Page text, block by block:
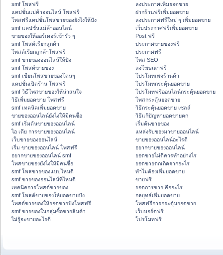
smf โพสฟรี
แคปชั่นแม่ค้าออนไลน์ โพสฟรี
โพสฟรีแคปชั่นโพสขายของยังไงให้ปัง
smf แคปชั่นแม่ค้าออนไลน์
ขายของให้ออร์เดอร์เข้ารัว ๆ
smf โพสต์เรียกลูกค้า
โพสต์เรียกลูกค้าโพสฟรี
smf ขายของออนไลน์ให้ปัง
smf โพสต์ขายของ
smf เขียนโพสขายของโดนๆ
แคปชั่นเปิดร้าน โพสฟรี
smf วิธีโพสขายของให้น่าสนใจ
วิธีเพิ่มยอดขาย โพสฟรี
smf เทคนิคเพิ่มยอดขาย
ขายของออนไลน์ยังไงให้มีคนซื้อ
smf เริ่มต้นขายของออนไลน์
ไอ เดีย การขายของออนไลน์
เว็บขายของออนไลน์
เริ่ม ขายของออนไลน์ โพสฟรี
อยากขายของออนไลน์ smf
โพสขายของยังไงให้มีคนซื้อ
smf โพสขายของแบบไหนดี
smf ขายของออนไลน์ที่ไหนดี
เทคนิคการโพสต์ขายของ
smf โพสต์ขายของให้ยอดขายปัง
โพสต์ขายของให้ยอดขายปังโพสฟรี
smf ขายของในกลุ่มซื้อขายสินค้า
ไม่รู้จะขายอะไรดี
ลงประกาศเพิ่มยอดขาย
ฝากร้านฟรีเพิ่มยอดขาย
ลงประกาศฟรีใหม่ ๆ เพิ่มยอดขาย
เว็บประกาศฟรีเพิ่มยอดขาย
Post ฟรี
ประกาศขายของฟรี
ประกาศฟรี
โพส SEO
ลงโฆษณาฟรี
โปรโมทเพจร้านค้า
โปรโมทกระตุ้นยอดขาย
โปรโมทฟรีออนไลน์กระตุ้นยอดขาย
โพสกระตุ้นยอดขาย
วิธีกระตุ้นยอดขาย เซลล์
วิธีแก้ปัญหายอดขายตก
เริ่มต้นขายของ
แหล่งรับของมาขายออนไลน์
ขายของออนไลน์อะไรดี
อยากขายของออนไลน์
ยอดขายไม่ดีควรทำอย่างไร
ยอดขายตกเกิดจากอะไร
ทำไมต้องเพิ่มยอดขาย
ขายฟรี
ยอดการขาย คืออะไร
กลยุทธ์เพิ่มยอดขาย
โพสฟรีการกระตุ้นยอดขาย
เว็บบอร์ดฟรี
โปรโมทฟรี